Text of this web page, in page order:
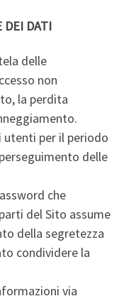
DEI DATI
delle
non
la perdita
utenti per il periodo
delle
che
del Sito assume
della segretezza
condividere la
via